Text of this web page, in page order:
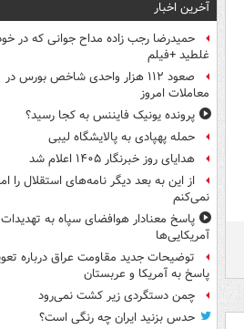
آخرین اخبار
حمیدرضا رجب زاده مداح جوانی که در
غلطید +فیلم
صعود ۱۱۲ هزار واحدی شاخص بورس در
معاملات امروز
پرونده یونیک فایننس به کجا رسید؟
حمله پهپادی به پالایشگاه لیبی
هدایای روز خبرنگار ۱۴۰۵ اعلام شد
از این به بعد دیگر نامه‌های استقلال را
نمی‌کنم
پاسخ معنادار هوافضای سپاه به تهدیدات
آمریکایی‌ها
توضیحات جدید مقاومت عراق درباره
پاسخ به آمریکا و عربستان
چمن دستگردی زیر کشت نمی‌رود
حدس بزنید ایران چه رنگی است؟